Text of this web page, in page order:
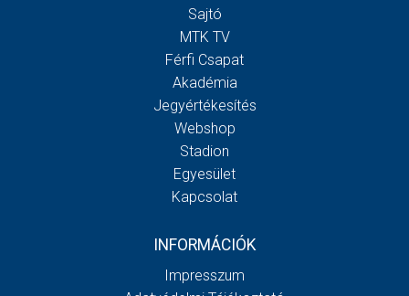
Sajtó
MTK TV
Férfi Csapat
Akadémia
Jegyértékesítés
Webshop
Stadion
Egyesület
Kapcsolat
INFORMÁCIÓK
Impresszum